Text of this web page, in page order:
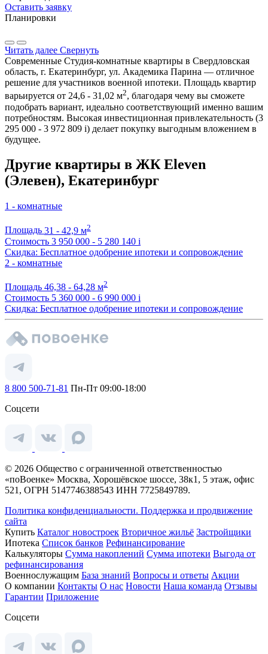
Оставить заявку
Планировки
Читать далее Свернуть
Современные Студия-комнатные квартиры в Свердловская
область, г. Екатеринбург, ул. Академика Парина — отличное
решение для участников военной ипотеки. Площадь квартир
варьируется от 24,6 - 31,02 м2, благодаря чему вы сможете
подобрать вариант, идеально соответствующий именно вашим
потребностям. Высокая инвестиционная привлекательность (3
295 000 - 3 972 809 i) делает покупку выгодным вложением в
будущее.
Другие квартиры в ЖК Eleven
(Элевен), Екатеринбург
1 - комнатные
Площадь 31 - 42,9 м2
Стоимость 3 950 000 - 5 280 140 i
Скидка: Бесплатное одобрение ипотеки и сопровождение
2 - комнатные
Площадь 46,38 - 64,28 м2
Стоимость 5 360 000 - 6 990 000 i
Скидка: Бесплатное одобрение ипотеки и сопровождение
8 800 500-71-81 Пн-Пт 09:00-18:00
Соцсети
© 2026 Общество с ограниченной ответственностью
«поВоенке» Москва, Хорошёвское шоссе, 38к1, 5 этаж, офис
521, ОГРН 5147746388543 ИНН 7725849789.
Политика конфиденциальности. Поддержка и продвижение
сайта
Купить Каталог новостроек Вторичное жильё Застройщики
Ипотека Список банков Рефинансирование
Калькуляторы Сумма накоплений Сумма ипотеки Выгода от
рефинансирования
Военнослужащим База знаний Вопросы и ответы Акции
О компании Контакты О нас Новости Наша команда Отзывы
Гарантии Приложение
Соцсети